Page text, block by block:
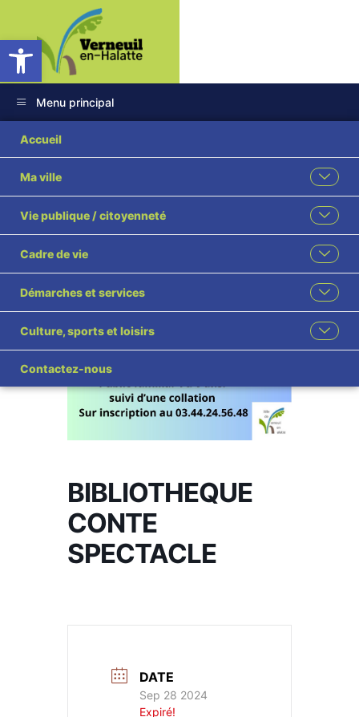
Ouvrir la barre d’outils
Menu principal
Accueil
Ma ville
Vie publique / citoyenneté
Cadre de vie
Démarches et services
Culture, sports et loisirs
Contactez-nous
BIBLIOTHEQUE
CONTE
SPECTACLE
DATE
Sep 28 2024
Expiré!